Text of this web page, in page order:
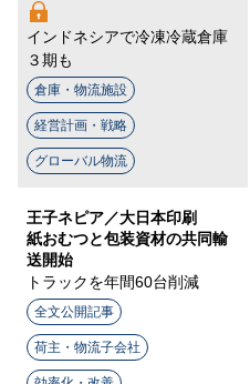
インドネシアで冷凍冷蔵倉庫
３期も
倉庫・物流施設
経営計画・戦略
グローバル物流
王子ネピア／大日本印刷
紙おむつと包装資材の共同輸
送開始
トラックを年間60台削減
全文公開記事
荷主・物流子会社